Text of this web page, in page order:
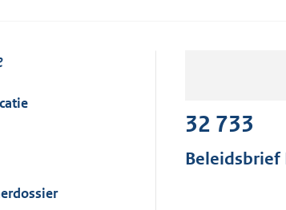
32 733
Beleidsbrief